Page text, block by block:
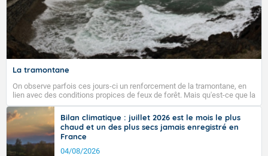
La tramontane
On observe parfois ces jours-ci un renforcement de la tramontane, en
lien avec des conditions propices de feux de forêt. Mais qu'est-ce que la
tramontane ? Quelles sont ses caractéristiques ? La tramontane est un
vent turbulent soufflant de secteur nord-ouest à nord, ou ouest à nord-
ouest, dans un secteur qui part du Roussillon à la vallée de l’Aude et à
l’ouest de l’Hérault. L’étymologie de ce vent vient du latin trasmontanus,
signifiant au-delà des monts, en allusion aux régions montagneuses
d’où provient ce vent.
Bilan climatique : juillet 2026 est le mois le plus
chaud et un des plus secs jamais enregistré en
France
04/08/2026